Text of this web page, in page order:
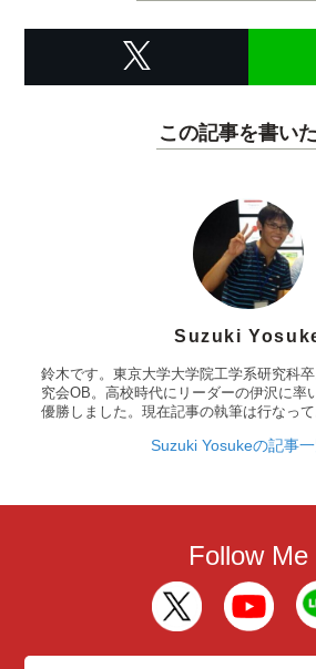
この記事を書い
Suzuki
鈴木です。東京大学大学院工学系研究科
究会OB。高校時代にリーダーの伊沢に率
優勝しました。現在記事の執筆は行なって
Suzuki Yosukeの記事
Follow Me